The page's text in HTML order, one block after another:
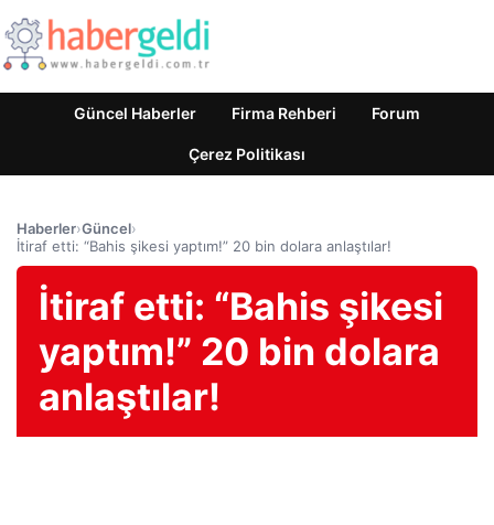
Güncel Haberler Firma Rehberi Forum
Çerez Politikası
Haberler›Güncel›
İtiraf etti: “Bahis şikesi yaptım!” 20 bin dolara anlaştılar!
İtiraf etti: “Bahis şikesi
yaptım!” 20 bin dolara
anlaştılar!